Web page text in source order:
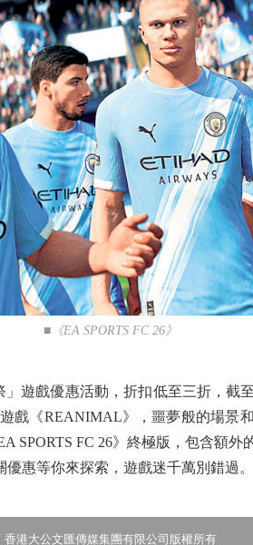
■《EA SPORTS FC 26》
遊戲優惠活動，折扣低至三折，截
戲《REANIMAL》，噩夢般的場景
SPORTS FC 26》終極版，包含額
惠等你來探索，遊戲迷千萬別錯過。
香港大公文匯傳媒集團有限公司版權所有